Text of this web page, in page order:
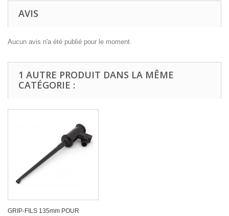
AVIS
Aucun avis n'a été publié pour le moment.
1 AUTRE PRODUIT DANS LA MÊME
CATÉGORIE :
GRIP-FILS 135mm POUR